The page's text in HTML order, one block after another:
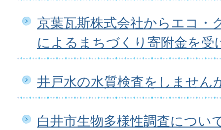
京葉瓦斯株式会社からエコ・
によるまちづくり寄附金を受
井戸水の水質検査をしません
白井市生物多様性調査につい